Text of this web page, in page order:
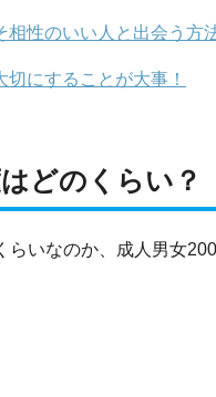
性のいい人と出会う方
にすることが大事！
どのくらい？
らいなのか、成人男女